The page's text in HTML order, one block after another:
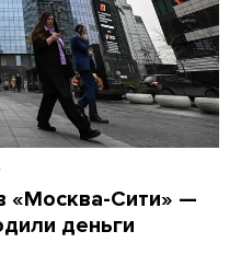
«Москва-Сити» —
деньги